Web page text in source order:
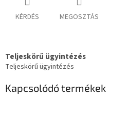
KÉRDÉS MEGOSZTÁS
Teljeskörű ügyintézés
Teljeskörű ügyintézés
Kapcsolódó termékek